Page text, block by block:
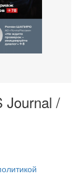
Journal /